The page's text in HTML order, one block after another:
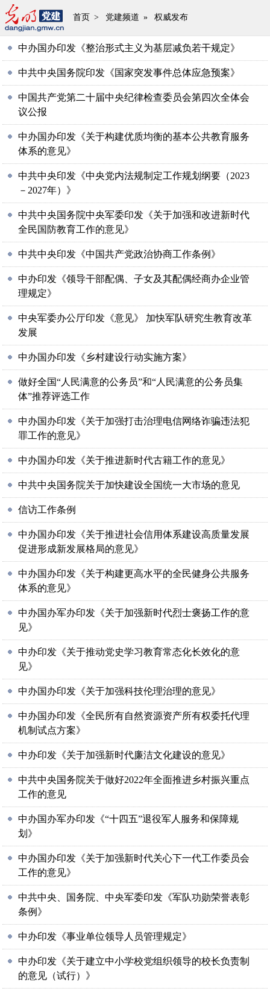
首页 > 党建频道 » 权威发布
中办国办印发《整治形式主义为基层减负若干规定》
中共中央国务院印发《国家突发事件总体应急预案》
中国共产党第二十届中央纪律检查委员会第四次全体会
议公报
中办国办印发《关于构建优质均衡的基本公共教育服务
体系的意见》
中共中央印发《中央党内法规制定工作规划纲要（2023
－2027年）》
中共中央国务院中央军委印发《关于加强和改进新时代
全民国防教育工作的意见》
中共中央印发《中国共产党政治协商工作条例》
中办印发《领导干部配偶、子女及其配偶经商办企业管
理规定》
中央军委办公厅印发《意见》 加快军队研究生教育改革
发展
中办国办印发《乡村建设行动实施方案》
做好全国“人民满意的公务员”和“人民满意的公务员集
体”推荐评选工作
中办国办印发《关于加强打击治理电信网络诈骗违法犯
罪工作的意见》
中办国办印发《关于推进新时代古籍工作的意见》
中共中央国务院关于加快建设全国统一大市场的意见
信访工作条例
中办国办印发《关于推进社会信用体系建设高质量发展
促进形成新发展格局的意见》
中办国办印发《关于构建更高水平的全民健身公共服务
体系的意见》
中办国办军办印发《关于加强新时代烈士褒扬工作的意
见》
中办印发《关于推动党史学习教育常态化长效化的意
见》
中办国办印发《关于加强科技伦理治理的意见》
中办国办印发《全民所有自然资源资产所有权委托代理
机制试点方案》
中办印发《关于加强新时代廉洁文化建设的意见》
中共中央国务院关于做好2022年全面推进乡村振兴重点
工作的意见
中办国办军办印发《“十四五”退役军人服务和保障规
划》
中办国办印发《关于加强新时代关心下一代工作委员会
工作的意见》
中共中央、国务院、中央军委印发《军队功勋荣誉表彰
条例》
中办印发《事业单位领导人员管理规定》
中办印发《关于建立中小学校党组织领导的校长负责制
的意见（试行）》